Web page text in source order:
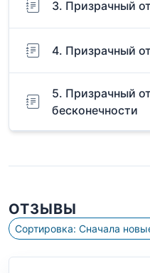
3. Призрачный
4. Призрачный
5. Призрачный
бесконечности
ОТЗЫВЫ
Сортировка: Сначала